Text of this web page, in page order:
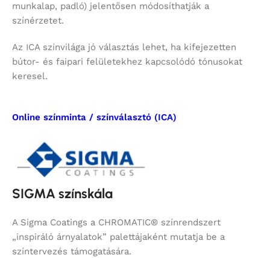
munkalap, padló) jelentősen módosíthatják a
színérzetet.
Az ICA színvilága jó választás lehet, ha kifejezetten
bútor- és faipari felületekhez kapcsolódó tónusokat
keresel.
Online színminta / színválasztó (ICA)
SIGMA színskála
A Sigma Coatings a CHROMATIC® színrendszert
„inspiráló árnyalatok” palettájaként mutatja be a
színtervezés támogatására.